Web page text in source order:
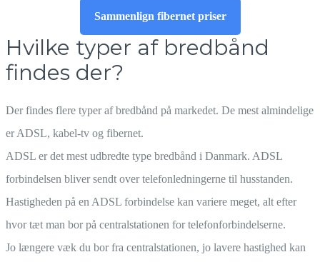
Sammenlign fibernet priser
Hvilke typer af bredbånd
findes der?
Der findes flere typer af bredbånd på markedet. De mest almindelige
er ADSL, kabel-tv og fibernet.
ADSL er det mest udbredte type bredbånd i Danmark. ADSL
forbindelsen bliver sendt over telefonledningerne til husstanden.
Hastigheden på en ADSL forbindelse kan variere meget, alt efter
hvor tæt man bor på centralstationen for telefonforbindelserne.
Jo længere væk du bor fra centralstationen, jo lavere hastighed kan